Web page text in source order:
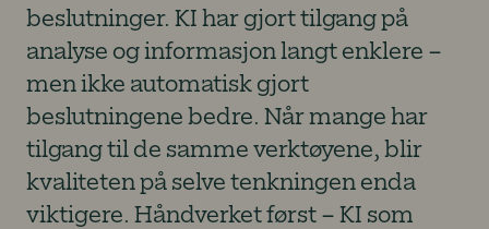
beslutninger. KI har gjort tilgang på
analyse og informasjon langt enklere –
men ikke automatisk gjort
beslutningene bedre. Når mange har
tilgang til de samme verktøyene, blir
kvaliteten på selve tenkningen enda
viktigere. Håndverket først – KI som